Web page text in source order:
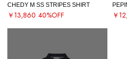
CHEDY M SS STRIPES SHIRT
￥13,860 40%OFF ￥